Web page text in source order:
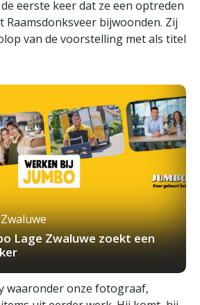
eerste keer dat ze een optreden
bijwoonden. Zij
van de voorstelling met als titel
Lage Zwaluwe zoekt een
waaronder onze fotograaf,